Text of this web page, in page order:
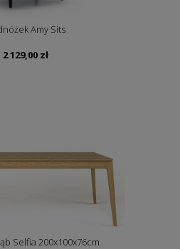
Amy Sits
2 129,00 zł
Selfia 200x100x76cm